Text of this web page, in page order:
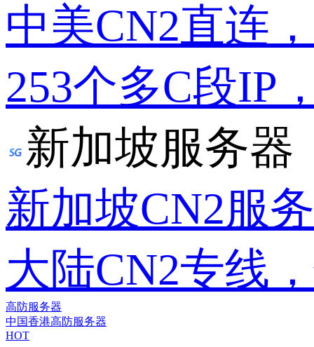
中美CN2直连
253个多C段IP
新加坡服务器
新加坡CN2服
大陆CN2专线
高防服务器
中国香港高防服务器
HOT